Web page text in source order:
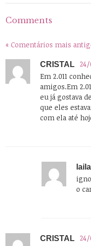
Comments
« Comentários mais
CRISTAL
24/
Em 2.011
amigos.Em
eu já gostava
que eles
com ela até
laila
o
CRISTAL
24/